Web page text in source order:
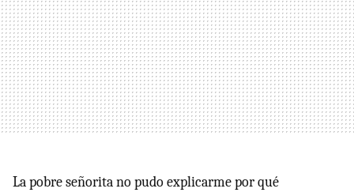
La pobre señorita no pudo explicarme por qué